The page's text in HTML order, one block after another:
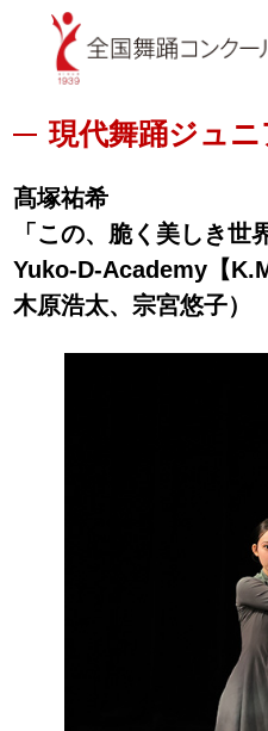
現代舞踊ジュ
髙塚祐希
「この、脆く美しき世
Yuko-D-Academy【
木原浩太、宗宮悠子）